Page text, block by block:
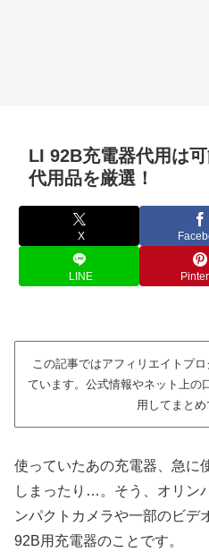
LI 92B充電器代用は
代用品を厳選！
X
LINE
この記事ではアフィリエイトプ
ています。公式情報やネット上の
用してまとめ
使っていたあの充電器、急に
しまったり…。そう、オリン
ンパクトカメラや一部のビデ
92B用充電器のことです。